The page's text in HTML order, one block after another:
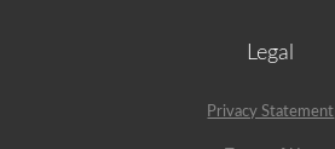
Legal
Privacy Statement